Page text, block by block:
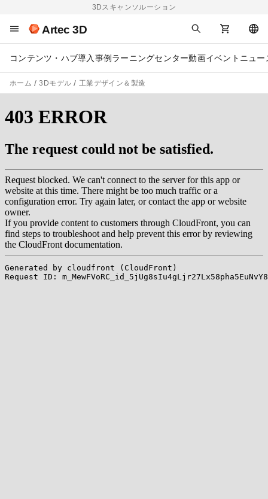
3Dスキャンソルーション
Artec 3D
コンテンツ・ハブ導入事例 ラーニングセンター動画イベント ニュー
ホーム 3Dモデル 工業デザイン＆製造